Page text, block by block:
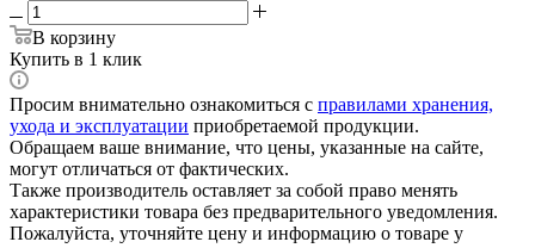
В корзину
Купить в 1 клик
Просим внимательно ознакомиться с правилами хранения,
ухода и эксплуатации приобретаемой продукции.
Обращаем ваше внимание, что цены, указанные на сайте,
могут отличаться от фактических.
Также производитель оставляет за собой право менять
характеристики товара без предварительного уведомления.
Пожалуйста, уточняйте цену и информацию о товаре у